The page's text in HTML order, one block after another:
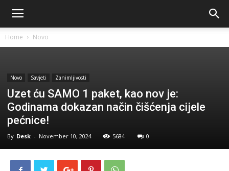
Home Novo
Novo Savjeti Zanimljivosti
Uzet ću SAMO 1 paket, kao nov je:
Godinama dokazan način čišćenja cijele
pećnice!
By Desk - November 10, 2024 5684 0